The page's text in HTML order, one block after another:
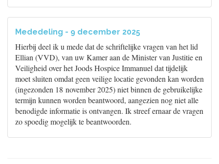
Mededeling - 9 december 2025
Hierbij deel ik u mede dat de schriftelijke vragen van het lid
Ellian (VVD), van uw Kamer aan de Minister van Justitie en
Veiligheid over het Joods Hospice Immanuel dat tijdelijk
moet sluiten omdat geen veilige locatie gevonden kan worden
(ingezonden 18 november 2025) niet binnen de gebruikelijke
termijn kunnen worden beantwoord, aangezien nog niet alle
benodigde informatie is ontvangen. Ik streef ernaar de vragen
zo spoedig mogelijk te beantwoorden.